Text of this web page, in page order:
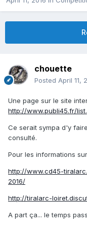
chouette
Posted April 11,
Une page sur le site
http://www.publi45.fr/
Ce serait sympa d'y
consulté.
Pour les informations
http://www.cd45-
2016/
http://tiralarc-
A part ça... le temps